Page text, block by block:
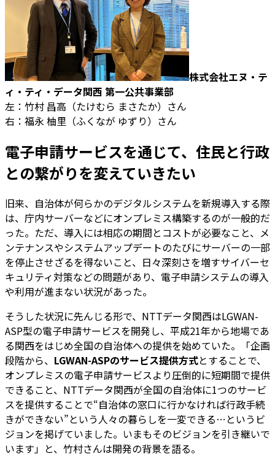
株式会社エヌ・テ
ィ・ティ・データ関西 第一公共事業部
左：竹村 昌高（たけむら まさたか）さん
右：福永 柚里（ふくなが ゆずり）さん
電子申請サービスを通じて、住民と行政
との繋がりを変えていきたい
旧来、自治体が何らかのデジタルシステムを新規導入する際
は、庁内サーバーなどにオンプレミス構築するのが一般的だ
った。ただ、導入には相応の期間とコストが必要なこと、メ
ンテナンスやシステムアップデートのたびにサーバーの一部
を停止させざるを得ないこと、日々深刻さを増すサイバーセ
キュリティ対策などの問題があり、電子申請システムの導入
や利用が進まない状況があった。
そうした状況に先んじる形で、NTTデータ関西はLGWAN-
ASP型の電子申請サービスを開発し、平成21年から地場であ
る関西をはじめ全国の自治体への提供を始めていた。「企画
段階から、 LGWAN-ASPのサービス提供方式とすることで、
オンプレミスの電子申請サービスより圧倒的に短期間で提供
できること、NTTデータ関西が全国の自治体に1つのサービ
スを提供することで“自治体の窓口に行かなければ行政手続
きができない”という人々の暮らしを一変できる…というビ
ジョンを掲げていました。いまもそのビジョンを引き継いで
います」と、竹村さんは開発の背景を語る。